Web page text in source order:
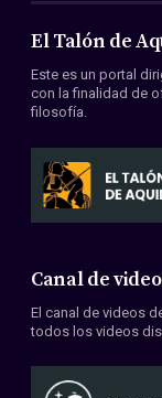
Acerca de
Miembros
Convenios
El Talón de
Este es un portal
con la finalidad de
filosofía.
Canal de
El canal de videos
todos los videos